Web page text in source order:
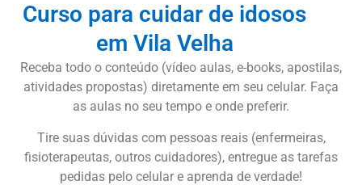
Curso para cuidar de idosos
em Vila Velha
Receba todo o conteúdo (vídeo aulas, e-books, apostilas,
atividades propostas) diretamente em seu celular. Faça
as aulas no seu tempo e onde preferir.
Tire suas dúvidas com pessoas reais (enfermeiras,
fisioterapeutas, outros cuidadores), entregue as tarefas
pedidas pelo celular e aprenda de verdade!